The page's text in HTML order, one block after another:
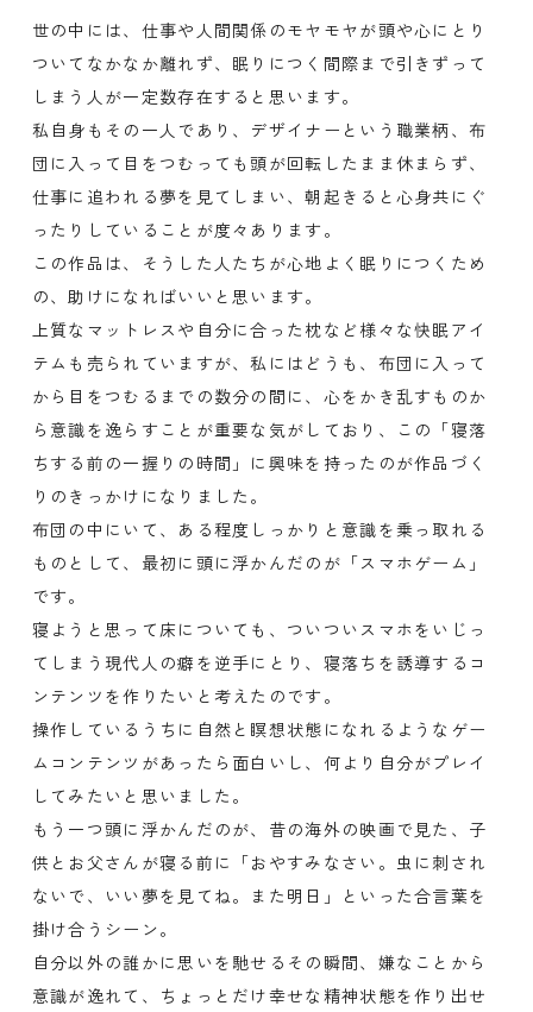
世の中には、仕事や人間関係のモヤモヤが頭や心にとり
ついてなかなか離れず、眠りにつく間際まで引きずって
しまう人が一定数存在すると思います。
私自身もその一人であり、デザイナーという職業柄、布
団に入って目をつむっても頭が回転したまま休まらず、
仕事に追われる夢を見てしまい、朝起きると心身共にぐ
ったりしていることが度々あります。
この作品は、そうした人たちが心地よく眠りにつくため
の、助けになればいいと思います。
上質なマットレスや自分に合った枕など様々な快眠アイ
テムも売られていますが、私にはどうも、布団に入って
から目をつむるまでの数分の間に、心をかき乱すものか
ら意識を逸らすことが重要な気がしており、この「寝落
ちする前の一握りの時間」に興味を持ったのが作品づく
りのきっかけになりました。
布団の中にいて、ある程度しっかりと意識を乗っ取れる
ものとして、最初に頭に浮かんだのが「スマホゲーム」
です。
寝ようと思って床についても、ついついスマホをいじっ
てしまう現代人の癖を逆手にとり、寝落ちを誘導するコ
ンテンツを作りたいと考えたのです。
操作しているうちに自然と瞑想状態になれるようなゲー
ムコンテンツがあったら面白いし、何より自分がプレイ
してみたいと思いました。
もう一つ頭に浮かんだのが、昔の海外の映画で見た、子
供とお父さんが寝る前に「おやすみなさい。虫に刺され
ないで、いい夢を見てね。また明日」といった合言葉を
掛け合うシーン。
自分以外の誰かに思いを馳せるその瞬間、嫌なことから
意識が逸れて、ちょっとだけ幸せな精神状態を作り出せ